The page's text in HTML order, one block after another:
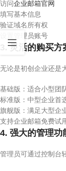
访问 企业邮箱官网
填写基本信息
验证域名所有权
设置管理员账号
3. 灵活的购买方
无论是初创企业还是
基础版：适合小型团
标准版：中型企业首
旗舰版：满足大型企
支持企业邮箱免费试
4. 强大的管理功
管理员可通过控制台